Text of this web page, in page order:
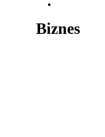
Biznes